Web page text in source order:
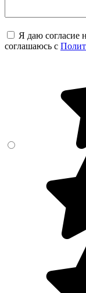
Я даю согласие
соглашаюсь c